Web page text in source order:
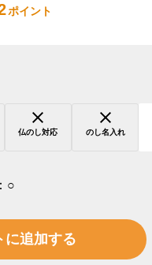
ポイント
仏のし対応 のし名入れ
○
に追加する